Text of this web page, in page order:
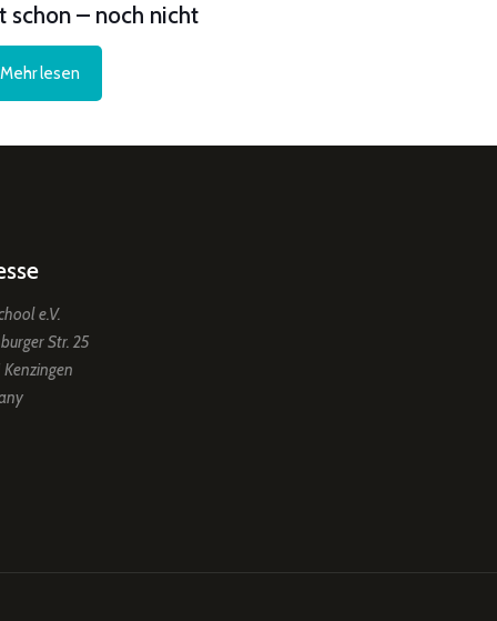
schon – noch nicht
Mehr lesen
e.V.
Str. 25
Kenzingen